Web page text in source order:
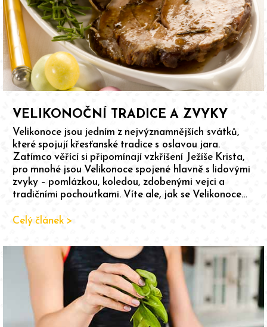
VELIKONOČNÍ TRADICE A ZVYKY
Velikonoce jsou jedním z nejvýznamnějších svátků,
které spojují křesťanské tradice s oslavou jara.
Zatímco věřící si připomínají vzkříšení Ježíše Krista,
pro mnohé jsou Velikonoce spojené hlavně s lidovými
zvyky – pomlázkou, koledou, zdobenými vejci a
tradičními pochoutkami. Víte ale, jak se Velikonoce
Celý článek >